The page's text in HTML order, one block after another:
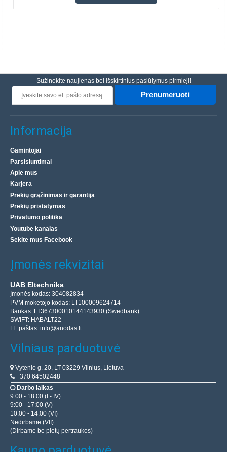
Sužinokite naujienas bei išskirtinius pasiūlymus pirmieji!
Prenumeruoti
Informacija
Gamintojai
Parsisiuntimai
Apie mus
Karjera
Prekių grąžinimas ir garantija
Prekių pristatymas
Privatumo politika
Youtube kanalas
Sekite mus Facebook
Įmonės rekvizitai
UAB Eltechnika
Įmonės kodas: 304082834
PVM mokėtojo kodas: LT100009624714
Bankas: LT367300010144143930 (Swedbank)
SWIFT: HABALT22
El. paštas: info@anodas.lt
Vilniaus parduotuvė
Vytenio g. 20, LT-03229 Vilnius, Lietuva
+370 64502448
Darbo laikas
9:00 - 18:00 (I - IV)
9:00 - 17:00 (V)
10:00 - 14:00 (VI)
Nedirbame (VII)
(Dirbame be pietų pertraukos)